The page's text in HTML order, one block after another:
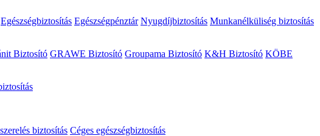
Egészségbiztosítás Egészségpénztár Nyugdíjbiztosítás Munkanélküliség biztosítás
Biztosító GRAWE Biztosító Groupama Biztosító K&H Biztosító KÖBE
biztosítás Céges egészségbiztosítás